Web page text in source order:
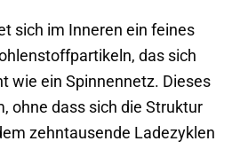
sich im Inneren ein feines
das sich
wie ein Spinnennetz. Dieses
ohne dass sich die Struktur
zehntausende Ladezyklen